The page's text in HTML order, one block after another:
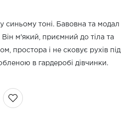
синьому тоні. Бавовна та модал
м'який, приємний до тіла та
простора і не сковує рухів під
в гардеробі дівчинки.